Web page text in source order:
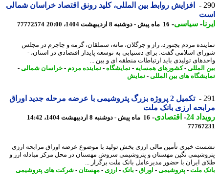
افزایش روابط بین المللی، کلید رونق اقتصاد خراسان شمالی
-سیاسی-16 ماه پیش - دوشنبه 8 اردیبهشت 1404، 20:00 77772574
مردم بجنورد، راز و جرگلان، مانه، سملقان، گرمه و جاجرم در مجلس
اسلامی گفت: برای دستیابی به توسعه پایدار اقتصادی در استان، -
تولیدی باید ارتباطات منطقه ای و بین ...
المللی-کشورهای همسایه-نمایشگاه-نماینده مردم- خراسان شمالی-
های بین المللی-نمایش
تکمیل 2 پروژه بزرگ پتروشیمی با عرضه مرحله جدید اوراق
ارزی بانک ملت
24
-اقتصادی-16 ماه پیش - دوشنبه 8 اردیبهشت 1404، 14:42
خبری تأمین مالی ارزی بخش تولید با موضوع عرضه اوراق مرابحه ارزی
نگین مهستان و پتروشیمی سروش مهستان در محل مرکز مبادله ارز و
ایران با حضور مدیرعامل بانک ملت برگزار ...
ملت -پتروشیمی-اوراق- بانک -ارزی - مهستان-شرکت های پتروشیمی